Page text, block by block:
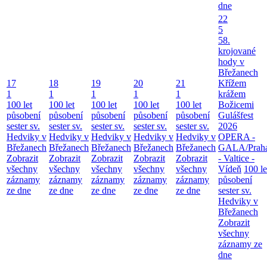
dne
17
1
100 let
působení
sester sv.
Hedviky v
Břežanech
Zobrazit
všechny
záznamy
ze dne
18
1
100 let
působení
sester sv.
Hedviky v
Břežanech
Zobrazit
všechny
záznamy
ze dne
19
1
100 let
působení
sester sv.
Hedviky v
Břežanech
Zobrazit
všechny
záznamy
ze dne
20
1
100 let
působení
sester sv.
Hedviky v
Břežanech
Zobrazit
všechny
záznamy
ze dne
21
1
100 let
působení
sester sv.
Hedviky v
Břežanech
Zobrazit
všechny
záznamy
ze dne
22
5
58.
krojované
hody v
Břežanech
Křížem
krážem
Božicemi
Gulášfest
2026
OPERA -
GALA/
- Valtice -
Vídeň 100
působení
sester sv.
Hedviky v
Břežanech
Zobrazit
všechny
záznamy ze
dne